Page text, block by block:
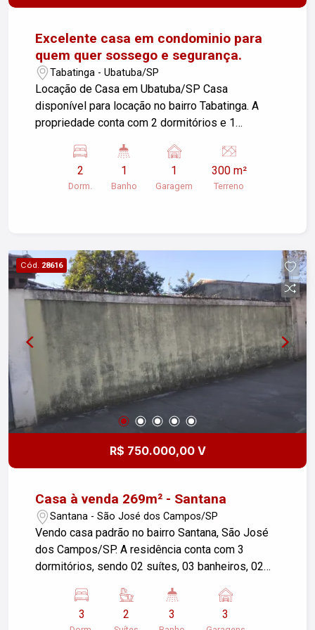
Excelente casa em condominio para
quem quer sossego e segurança.
Tabatinga - Ubatuba/SP
Locação de Casa em Ubatuba/SP Casa
disponível para locação no bairro Tabatinga. A
propriedade conta com 2 dormitórios e 1
Condominio com churrasqueira e piscina. - Área
Construída: 100,00 m² - Área do Terreno: 300,00
2
Dorm.
1
Banho
1
Garagem
300 m²
Terreno
Cód. 28616
R$ 750.000,00 V
Casa à venda 269m² - Santana
Santana - São José dos Campos/SP
Vendo casa padrão no bairro Santana, São José
dos Campos/SP. A residência conta com 3
dormitórios, sendo 02 suítes, 03 banheiros, 02
garagem em uma área construída de 100,00 m²,
situada em um terreno de 269,00 m². Ideal para
3 2 3 3